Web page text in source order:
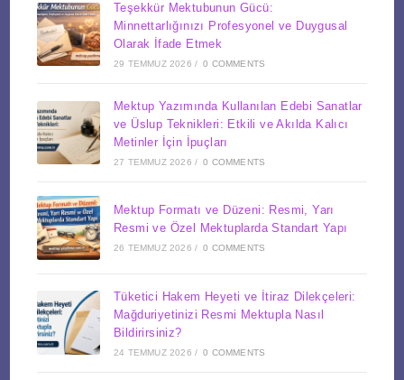
Teşekkür Mektubunun Gücü:
Minnettarlığınızı Profesyonel ve Duygusal
Olarak İfade Etmek
29 TEMMUZ 2026 / 0 COMMENTS
Mektup Yazımında Kullanılan Edebi Sanatlar
ve Üslup Teknikleri: Etkili ve Akılda Kalıcı
Metinler İçin İpuçları
27 TEMMUZ 2026 / 0 COMMENTS
Mektup Formatı ve Düzeni: Resmi, Yarı
Resmi ve Özel Mektuplarda Standart Yapı
26 TEMMUZ 2026 / 0 COMMENTS
Tüketici Hakem Heyeti ve İtiraz Dilekçeleri:
Mağduriyetinizi Resmi Mektupla Nasıl
Bildirirsiniz?
24 TEMMUZ 2026 / 0 COMMENTS